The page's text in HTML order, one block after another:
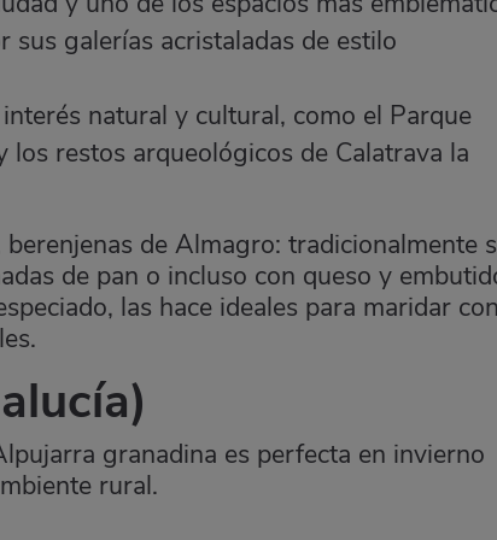
sus galerías acristaladas de estilo
natural y cultural, como el Parque
los restos arqueológicos de Calatrava la
de Almagro: tradicionalmente
de pan o incluso con queso y
las hace ideales para maridar con
granadina es perfecta en invierno
rural.